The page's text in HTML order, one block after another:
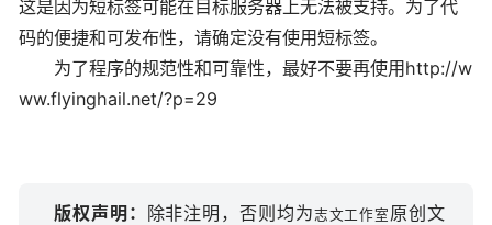
这是因为短标签可能在目标服务器上无法被支持。为了代
码的便捷和可发布性，请确定没有使用短标签。
为了程序的规范性和可靠性，最好不要再使用http://w
ww.flyinghail.net/?p=29
版权声明： 除非注明，否则均为志文工作室 原创文